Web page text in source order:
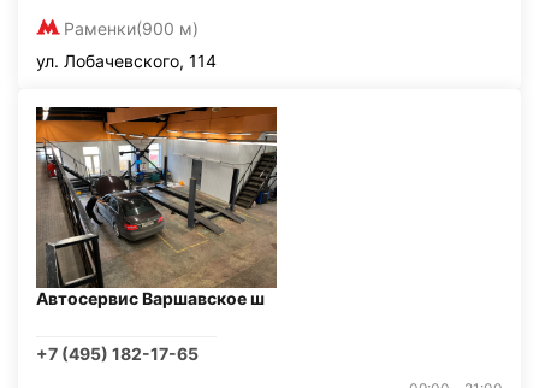
Раменки(900 м)
ул. Лобачевского, 114
Автосервис Варшавское ш
+7 (495) 182-17-65